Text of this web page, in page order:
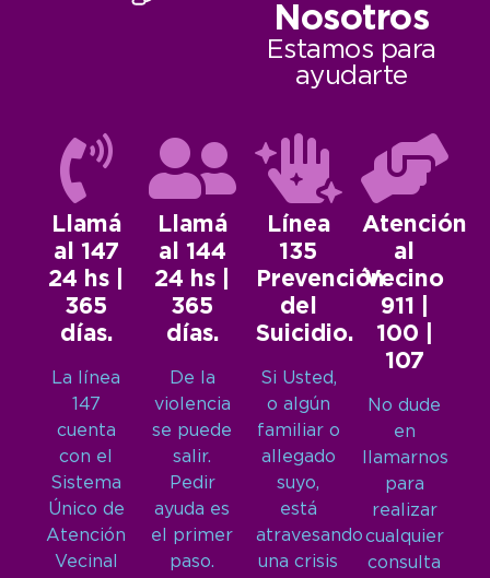
Nosotros
Estamos para
ayudarte
Llamá
al 147
24 hs |
365
días.
La línea
147
cuenta
con el
Sistema
Único de
Atención
Vecinal
Llamá
al 144
24 hs |
365
días.
De la
violencia
se puede
salir.
Pedir
ayuda es
el primer
paso.
Línea
135
Prevención
del
Suicidio.
Si Usted,
o algún
familiar o
allegado
suyo,
está
atravesando
una crisis
Atención
al
Vecino
911 |
100 |
107
No dude
en
llamarnos
para
realizar
cualquier
consulta